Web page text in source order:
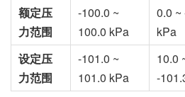
额定压
力范围
-100.0 ~
100.0 kPa
0.0 ~
kPa
设定压
力范围
-101.0 ~
101.0 kPa
10.0
-